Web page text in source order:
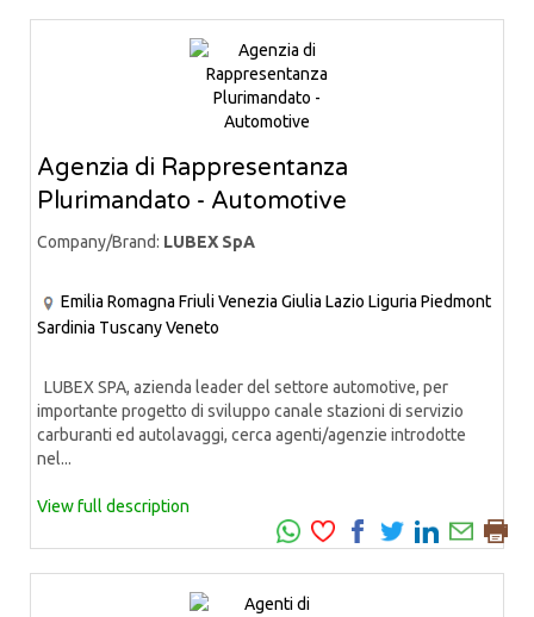
Agenzia di Rappresentanza
Plurimandato - Automotive
Company/Brand: LUBEX SpA
Emilia Romagna Friuli Venezia Giulia Lazio Liguria Piedmont
Sardinia TuscanyVeneto
LUBEX SPA, azienda leader del settore automotive, per
importante progetto di sviluppo canale stazioni di servizio
carburanti ed autolavaggi, cerca agenti/agenzie introdotte
nel...
View full description